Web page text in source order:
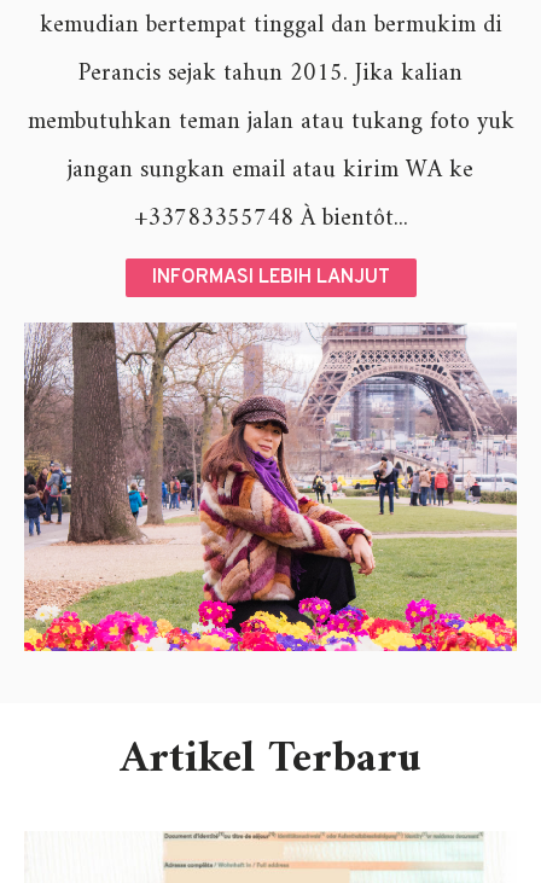
kemudian bertempat tinggal dan bermukim di
Perancis sejak tahun 2015. Jika kalian
membutuhkan teman jalan atau tukang foto yuk
jangan sungkan email atau kirim WA ke
+33783355748 À bientôt...
INFORMASI LEBIH LANJUT
Artikel Terbaru